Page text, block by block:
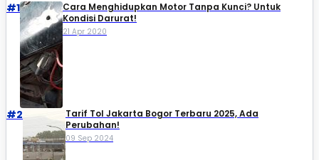
#1
Cara Menghidupkan Motor Tanpa Kunci? Untuk
Kondisi Darurat!
21 Apr 2020
#2
Tarif Tol Jakarta Bogor Terbaru 2025, Ada
Perubahan!
09 Sep 2024